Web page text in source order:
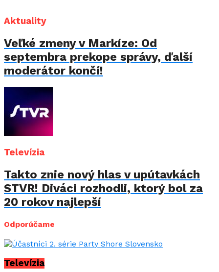
Aktuality
Veľké zmeny v Markíze: Od
septembra prekope správy, ďalší
moderátor končí!
Televízia
Takto znie nový hlas v upútavkách
STVR! Diváci rozhodli, ktorý bol za
20 rokov najlepší
Odporúčame
Televízia